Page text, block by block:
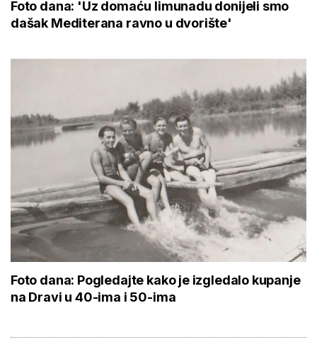
Foto dana: 'Uz domaću limunadu donijeli smo
dašak Mediterana ravno u dvorište'
Foto dana: Pogledajte kako je izgledalo kupanje
na Dravi u 40-ima i 50-ima